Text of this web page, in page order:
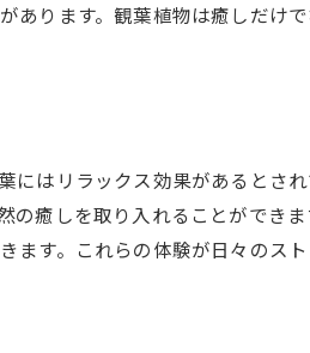
芸品を取り入れた鉢の魅力
気候に適した鉢の素材
のサイズに合う鉢の探し方
デザイン性を兼ね備えた鉢選び
あります。観葉植物は癒しだけ
はリラックス効果があるとさ
癒しを取り入れることができ
す。これらの体験が日々のス